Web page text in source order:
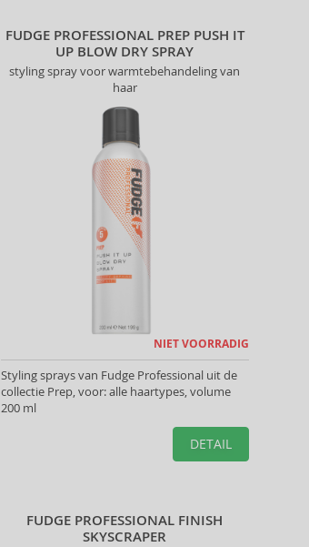
FUDGE PROFESSIONAL PREP PUSH IT
UP BLOW DRY SPRAY
styling spray voor warmtebehandeling van
haar
NIET VOORRADIG
Styling sprays van Fudge Professional uit de
collectie Prep, voor: alle haartypes, volume
200 ml
DETAIL
FUDGE PROFESSIONAL FINISH
SKYSCRAPER